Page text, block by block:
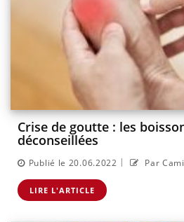
Crise de goutte : les
déconseillées
Publié le 20.06.2022 | Par
LIRE L'ARTICLE